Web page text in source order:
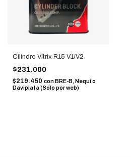
Cilindro Vitrix R15 V1/V2
$231.000
$219.450 con BRE-B, Nequi o
Daviplata (Sólo por web)